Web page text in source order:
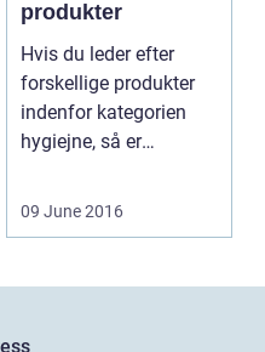
produkter
Hvis du leder efter
forskellige produkter
indenfor kategorien
hygiejne, så er
09 June 2016